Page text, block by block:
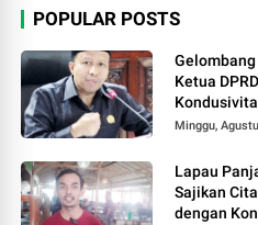
POPULAR POSTS
Ketua
Minggu,
Lapau
Sajikan
dengan